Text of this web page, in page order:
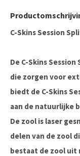
C-Skins Session
De C-Skins
die zorgen voor
biedt de C-Skins
aan de natuurlijke
De zool is laser
delen van de zool
bestaat de zool uit